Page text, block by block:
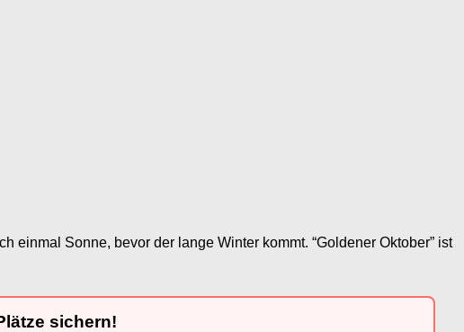
einmal Sonne, bevor der lange Winter kommt. “Goldener Oktober” ist
sichern!